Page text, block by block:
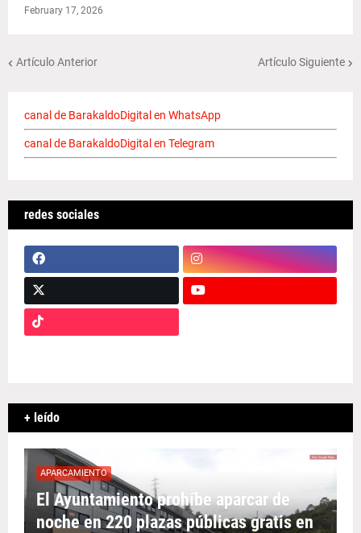
February 17, 2026
Artículo Anterior Artículo Siguiente
canal de BarakaldoDigital en WhatsApp
canal de BarakaldoDigital en Telegram
redes sociales
+ leído
APARCAMIENTO
El Ayuntamiento prohíbe aparcar de
noche en 220 plazas públicas gratis en